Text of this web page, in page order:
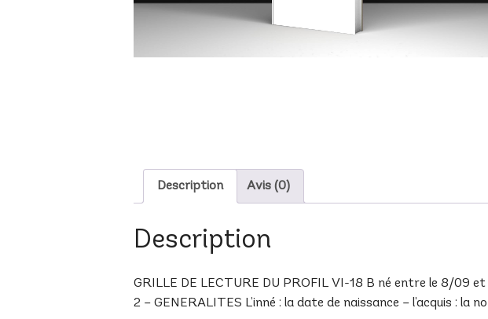
Description Avis (0)
Description
GRILLE DE LECTURE DU PROFIL VI-18 B né entre le 8/09
2 – GENERALITES L’inné : la date de naissance – l’acquis : la